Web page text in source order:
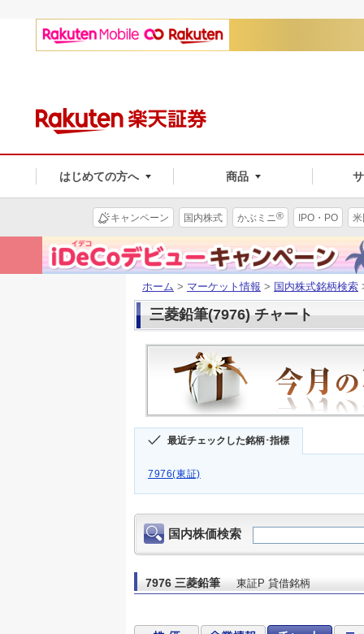
はじめての方へ 商品
キャンペーン 国内株式 かぶミニ® IPO・PO
ホーム > マーケット情報 > 国内株式銘柄検索
三菱鉛筆(7976) チャート
最近チェックした銘柄･指標
7976(東証)